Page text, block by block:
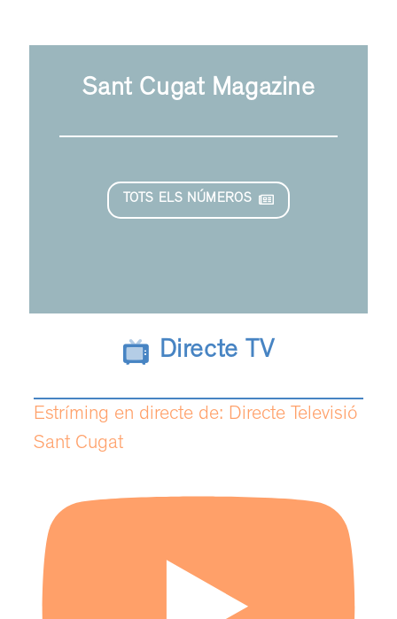
Sant Cugat Magazine
TOTS ELS NÚMEROS
Directe TV
Estríming en directe de: Directe Televisió
Sant Cugat